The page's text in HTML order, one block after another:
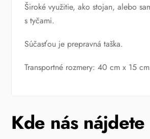
Široké využitie, ako stojan, alebo
s tyčami.
Súčasťou je prepravná taška.
Transportné rozmery: 40 cm x 15
Kde nás nájdete